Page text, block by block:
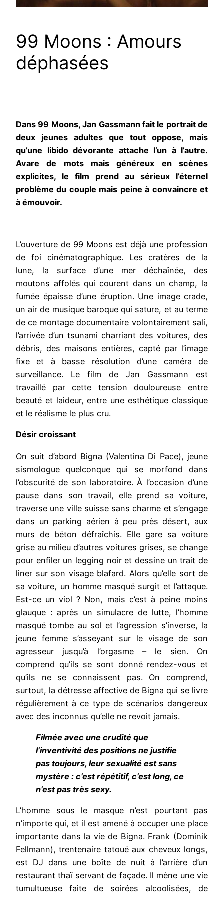
99 Moons : Amours
déphasées
Dans 99 Moons, Jan Gassmann fait le portrait de
deux jeunes adultes que tout oppose, mais
qu’une libido dévorante attache l’un à l’autre.
Avare de mots mais généreux en scènes
explicites, le film prend au sérieux l’éternel
problème du couple mais peine à convaincre et
à émouvoir.
L’ouverture de 99 Moons est déjà une profession
de foi cinématographique. Les cratères de la
lune, la surface d’une mer déchaînée, des
moutons affolés qui courent dans un champ, la
fumée épaisse d’une éruption. Une image crade,
un air de musique baroque qui sature, et au terme
de ce montage documentaire volontairement sali,
l’arrivée d’un tsunami charriant des voitures, des
débris, des maisons entières, capté par l’image
fixe et à basse résolution d’une caméra de
surveillance. Le film de Jan Gassmann est
travaillé par cette tension douloureuse entre
beauté et laideur, entre une esthétique classique
et le réalisme le plus cru.
Désir croissant
On suit d’abord Bigna (Valentina Di Pace), jeune
sismologue quelconque qui se morfond dans
l’obscurité de son laboratoire. À l’occasion d’une
pause dans son travail, elle prend sa voiture,
traverse une ville suisse sans charme et s’engage
dans un parking aérien à peu près désert, aux
murs de béton défraîchis. Elle gare sa voiture
grise au milieu d’autres voitures grises, se change
pour enfiler un legging noir et dessine un trait de
liner sur son visage blafard. Alors qu’elle sort de
sa voiture, un homme masqué surgit et l’attaque.
Est-ce un viol ? Non, mais c’est à peine moins
glauque : après un simulacre de lutte, l’homme
masqué tombe au sol et l’agression s’inverse, la
jeune femme s’asseyant sur le visage de son
agresseur jusqu’à l’orgasme – le sien. On
comprend qu’ils se sont donné rendez-vous et
qu’ils ne se connaissent pas. On comprend,
surtout, la détresse affective de Bigna qui se livre
régulièrement à ce type de scénarios dangereux
avec des inconnus qu’elle ne revoit jamais.
Filmée avec une crudité que
l’inventivité des positions ne justifie
pas toujours, leur sexualité est sans
mystère : c’est répétitif, c’est long, ce
n’est pas très sexy.
L’homme sous le masque n’est pourtant pas
n’importe qui, et il est amené à occuper une place
importante dans la vie de Bigna. Frank (Dominik
Fellmann), trentenaire tatoué aux cheveux longs,
est DJ dans une boîte de nuit à l’arrière d’un
restaurant thaï servant de façade. Il mène une vie
tumultueuse faite de soirées alcoolisées, de